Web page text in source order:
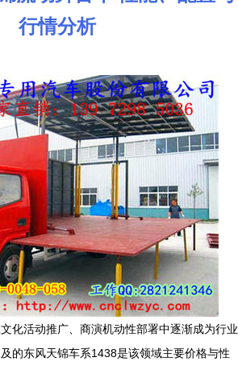
行情分析
化活动推广、商演机动性部署中逐渐成为行业
的东风天锦车系1438是该领域主要价格与性